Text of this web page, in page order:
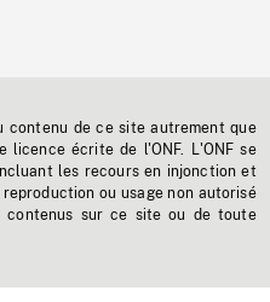
contenu de ce site autrement que
licence écrite de l'ONF. L'ONF se
les recours en injonction et
ou usage non autorisé
contenus sur ce site ou de toute